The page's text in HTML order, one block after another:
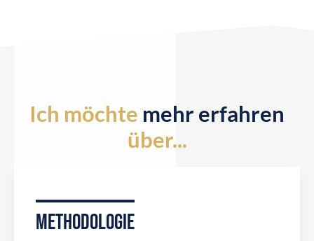
Unternehmen ansehen
Ich möchte mehr erfahren
über...
METHODOLOGIE